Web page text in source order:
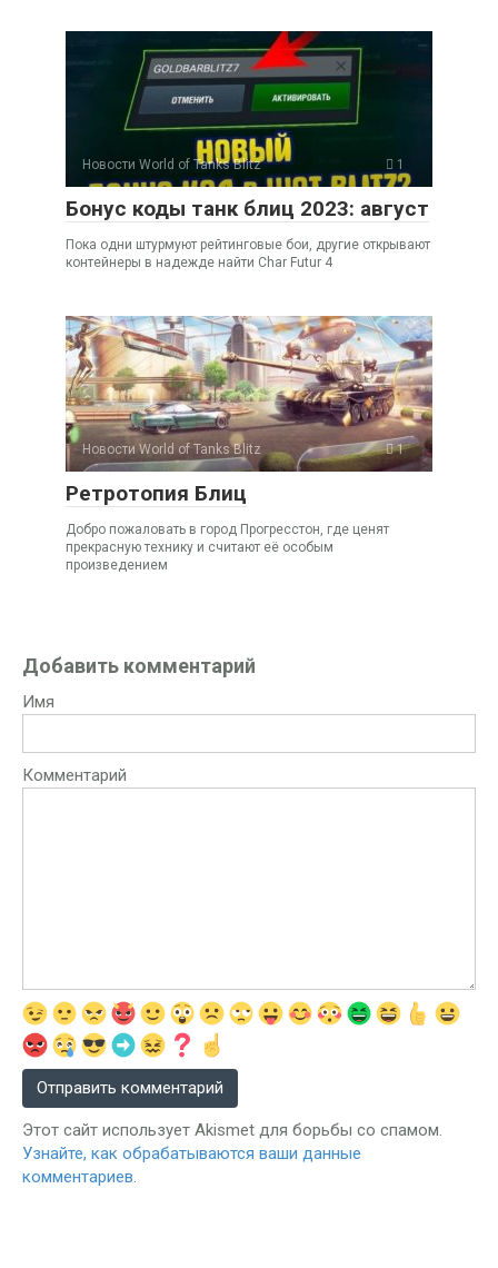
Новости World of Tanks Blitz 1
Бонус коды танк блиц 2023: август
Пока одни штурмуют рейтинговые бои, другие открывают
контейнеры в надежде найти Char Futur 4
Новости World of Tanks Blitz 1
Ретротопия Блиц
Добро пожаловать в город Прогресстон, где ценят
прекрасную технику и считают её особым
произведением
Добавить комментарий
Имя
Комментарий
Этот сайт использует Akismet для борьбы со спамом.
Узнайте, как обрабатываются ваши данные
комментариев